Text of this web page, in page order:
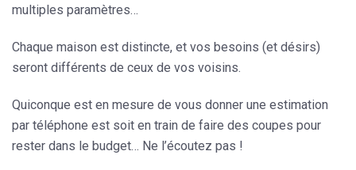
multiples paramètres…
Chaque maison est distincte, et vos besoins (et désirs)
seront différents de ceux de vos voisins.
Quiconque est en mesure de vous donner une estimation
par téléphone est soit en train de faire des coupes pour
rester dans le budget… Ne l’écoutez pas !